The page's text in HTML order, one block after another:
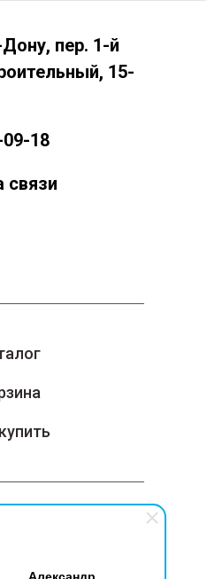
Александр
и оплата
пер. 1-й
15-
18
связи